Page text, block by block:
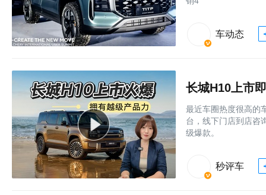
车动态
长城H10上市
最近车圈热度很高的
台，线下门店到店咨
级爆款。
秒评车